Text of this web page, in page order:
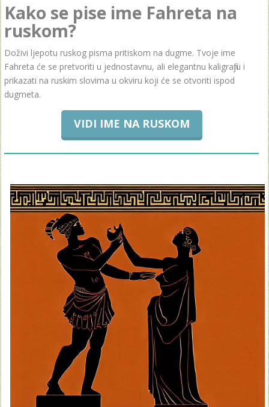
Kako se pise ime Fahreta na
ruskom?
Doživi ljepotu ruskog pisma pritiskom na dugme. Tvoje ime
Fahreta će se pretvoriti u jednostavnu, ali elegantnu kaligrafiju i
prikazati na ruskim slovima u okviru koji će se otvoriti ispod
dugmeta.
VIDI IME NA RUSKOM